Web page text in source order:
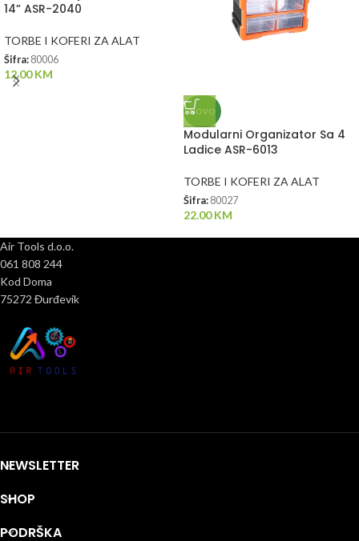
14” ASR-2040
TORBE I KOFERI ZA ALAT
Šifra: 80006
12.00KM
NOVO
Modularni Organizator Sa 4
Ladice ASR-6013
TORBE I KOFERI ZA ALAT
Šifra: 80027
22.00KM
Air Tools d.o.o.
061 808 244
Kod Doma
75272 Đurđevik
NEWSLETTER
SHOP
PODRŠKA